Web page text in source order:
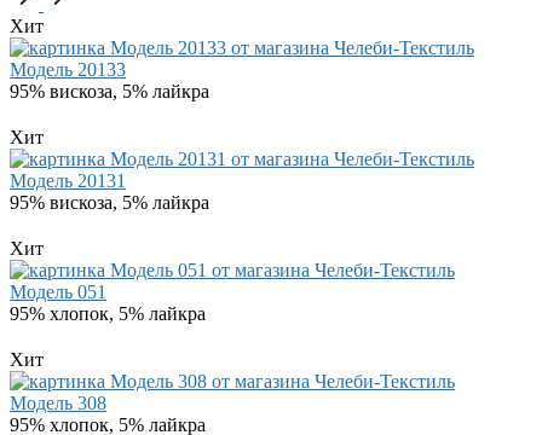
Хит
Модель 20133
95% вискоза, 5% лайкра
Хит
Модель 20131
95% вискоза, 5% лайкра
Хит
Модель 051
95% хлопок, 5% лайкра
Хит
Модель 308
95% хлопок, 5% лайкра